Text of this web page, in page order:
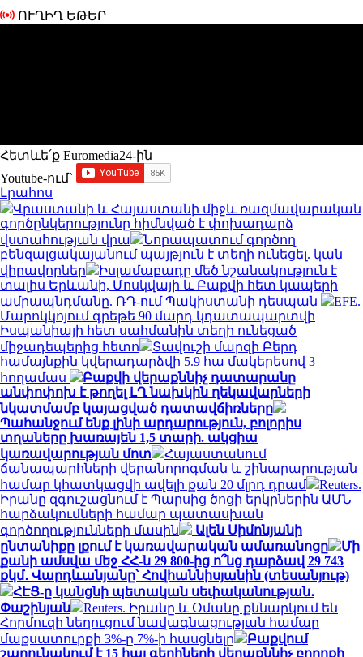
ՈՒՂԻՂ ԵԹԵՐ
Հետևե՛ք Euromedia24-ին
Youtube-ում`
Լրահոս
Վրաստանի և Հայաստանի միջև ռազմավարական
գործընկերությունը հիմնված է փոխադարձ
վստահության վրա
Նորապատում գործող
բենզալցակայանում պայթյուն է տեղի ունեցել. կան
վիրավորներ
Իսլամաբադը մեծ նշանակություն է
տալիս Երևանի, Մոսկվայի և Բաքվի հետ կապերի
ամրապնդմանը. ՌԴ-ում Պակիստանի դեսպան
EFE.
Մարոկկոյում գրեթե 90 մարդ կդատապարտվի
Իսպանիայի հետ սահմանին տեղի ունեցած
միջադեպերից հետո
Տավուշի մարզի Բերդ
համայնքին կվերադարձվի 5.9 հա մակերեսով 3
հողամաս
Բաքվի վերաքննիչ դատարանը
անփոփոխ է թողել ԼՂ նախկին ղեկավարների
նկատմամբ կայացված դատավճիռները
Պահանջում ենք լինի արդարություն, բոլորիս
տղաները խառայեն 1,5 տարի. ակցիա
կառավարության մոտ
Հայաստանում
ճանապարհների վերանորոգման և շինարարության
համար կհատկացվի ավելի քան 20 մլրդ դրամ
Reuters.
Իրանը զգուշացնում է Պարսից ծոցի երկրներին ԱՄՆ
հարձակումների համար պատասխան
գործողությունների մասին
Ալեն Սիմոնյանի
ընտանիքը լքում է կառավարական ամառանոցը
Մի
քանի ամսվա մեջ ՀՀ-ն 29 800-ից ո՞նց դարձավ 29 743
քկմ․ Վարդևանյանը՝ Հովհաննիսյանին (տեսանյութ)
ՀԷՑ-ը կանցնի պետական սեփականության․
Փաշինյան
Reuters. Իրանը և Օմանը քննարկում են
Հորմուզի նեղուցում նավագնացության համար
մաքսատուրքի 3%-ը 7%-ի հասցնելը
Բաքվում
շարունակում է 15 հայ գերիների վերաքննիչ բողոքի